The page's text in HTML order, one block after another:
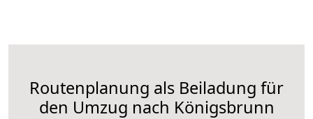
Routenplanung als Beiladung für
den Umzug nach Königsbrunn